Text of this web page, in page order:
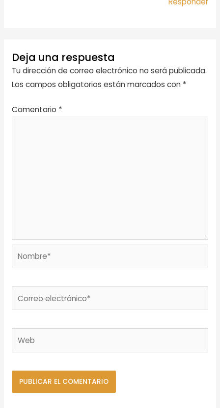
Deja una respuesta
Tu dirección de correo electrónico no será publicada.
Los campos obligatorios están marcados con *
Comentario *
Nombre*